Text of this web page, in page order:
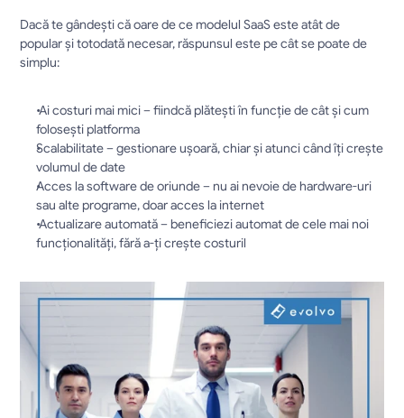
Dacă te gândești că oare de ce modelul SaaS este atât de
popular și totodată necesar, răspunsul este pe cât se poate de
simplu:
Ai costuri mai mici – fiindcă plătești în funcție de cât și cum
folosești platforma
Scalabilitate – gestionare ușoară, chiar și atunci când îți crește
volumul de date
Acces la software de oriunde – nu ai nevoie de hardware-uri
sau alte programe, doar acces la internet
Actualizare automată – beneficiezi automat de cele mai noi
funcționalități, fără a-ți crește costuril